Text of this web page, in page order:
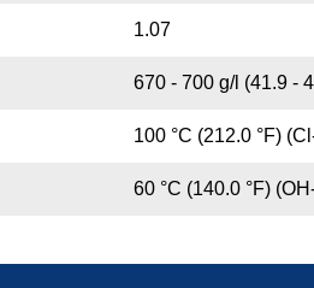
1.07
670 - 700 g/l (41.9 -
100 °C (212.0 °F)
60 °C (140.0 °F)